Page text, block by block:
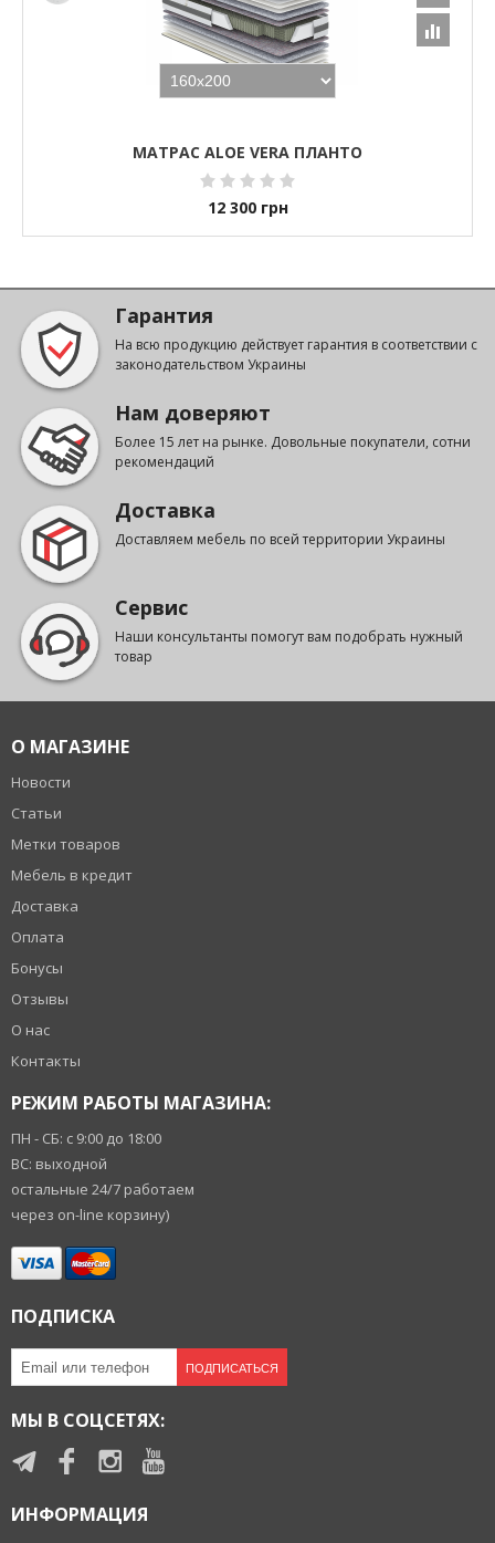
МАТРАС ALOE VERA ПЛАНТО
12 300 грн
Гарантия
На всю продукцию действует гарантия в соответствии с
законодательством Украины
Нам доверяют
Более 15 лет на рынке. Довольные покупатели, сотни
рекомендаций
Доставка
Доставляем мебель по всей территории Украины
Сервис
Наши консультанты помогут вам подобрать нужный
товар
О МАГАЗИНЕ
Новости
Статьи
Метки товаров
Мебель в кредит
Доставка
Оплата
Бонусы
Отзывы
О нас
Контакты
РЕЖИМ РАБОТЫ МАГАЗИНА:
ПН - СБ: с 9:00 до 18:00
ВС: выходной
остальные 24/7 работаем
через on-line корзину)
ПОДПИСКА
ПОДПИСАТЬСЯ
МЫ В СОЦСЕТЯХ:
ИНФОРМАЦИЯ